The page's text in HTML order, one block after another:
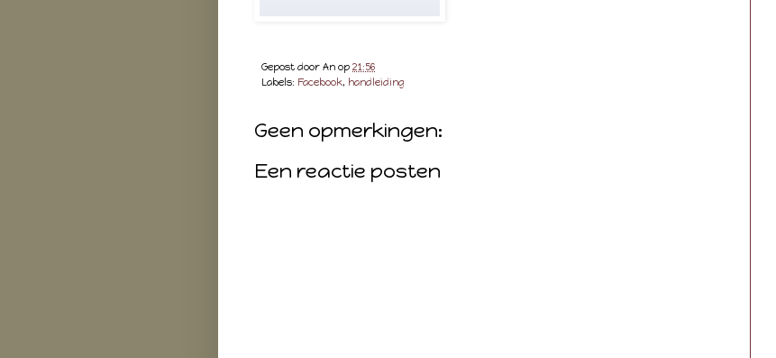
Gepost door An op 21:56
Labels: Facebook, handleiding
Geen opmerkingen:
Een reactie posten